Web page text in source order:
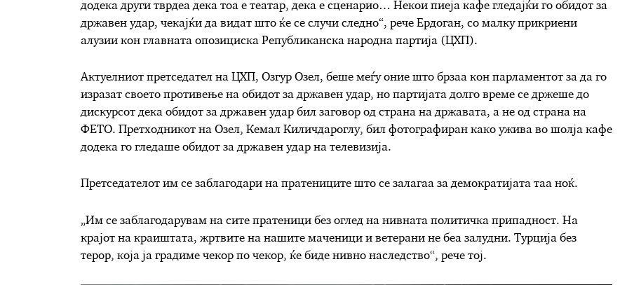
додека други тврдеа дека тоа е театар, дека е сценарио… Некои пиеја кафе гледајќи го обидот за
државен удар, чекајќи да видат што ќе се случи следно“, рече Ердоган, со малку прикриени
алузии кон главната опозициска Републиканска народна партија (ЦХП).
Актуелниот претседател на ЦХП, Озгур Озел, беше меѓу оние што брзаа кон парламентот за да го
изразат своето противење на обидот за државен удар, но партијата долго време се држеше до
дискурсот дека обидот за државен удар бил заговор од страна на државата, а не од страна на
ФЕТО. Претходникот на Озел, Кемал Киличдароглу, бил фотографиран како ужива во шолја кафе
додека го гледаше обидот за државен удар на телевизија.
Претседателот им се заблагодари на пратениците што се залагаа за демократијата таа ноќ.
„Им се заблагодарувам на сите пратеници без оглед на нивната политичка припадност. На
крајот на краиштата, жртвите на нашите маченици и ветерани не беа залудни. Турција без
терор, која ја градиме чекор по чекор, ќе биде нивно наследство“, рече тој.